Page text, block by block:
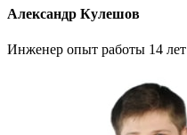
Александр Кулешов
Инженер опыт работы 14 лет